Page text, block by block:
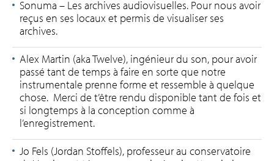
Sonuma – Les archives audiovisuelles. Pour nous avoir
reçus en ses locaux et permis de visualiser ses
archives.
Alex Martin (aka Twelve), ingénieur du son, pour avoir
passé tant de temps à faire en sorte que notre
instrumentale prenne forme et ressemble à quelque
chose. Merci de t’être rendu disponible tant de fois et
si longtemps à la conception comme à
l’enregistrement.
Jo Fels (Jordan Stoffels), professeur au conservatoire